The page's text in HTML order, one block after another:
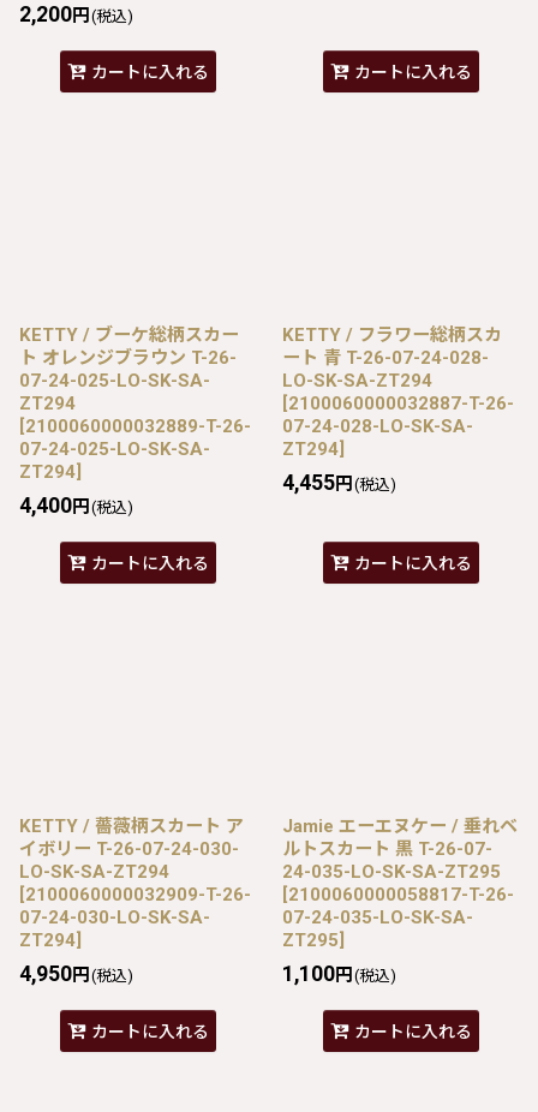
2,200円 (税込)
カートに入れる カートに入れる
KETTY / ブーケ総柄スカー
ト オレンジブラウン T-26-
07-24-025-LO-SK-SA-
ZT294
[2100060000032889-T-26-
07-24-025-LO-SK-SA-
ZT294]
4,400円 (税込)
カートに入れる
KETTY / フラワー総柄スカ
ート 青 T-26-07-24-028-
LO-SK-SA-ZT294
[2100060000032887-T-26-
07-24-028-LO-SK-SA-
ZT294]
4,455円 (税込)
カートに入れる
KETTY / 薔薇柄スカート ア
イボリー T-26-07-24-030-
LO-SK-SA-ZT294
[2100060000032909-T-26-
07-24-030-LO-SK-SA-
ZT294]
4,950円 (税込)
カートに入れる
Jamie エーエヌケー / 垂れベ
ルトスカート 黒 T-26-07-
24-035-LO-SK-SA-ZT295
[2100060000058817-T-26-
07-24-035-LO-SK-SA-
ZT295]
1,100円 (税込)
カートに入れる